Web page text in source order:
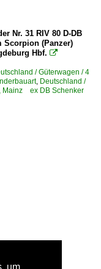
Nr. 31 RIV 80 D-DB
Scorpion (Panzer)
Hbf. 
/ Güterwagen / 4
, Deutschland /
Mainz ex DB Schenker